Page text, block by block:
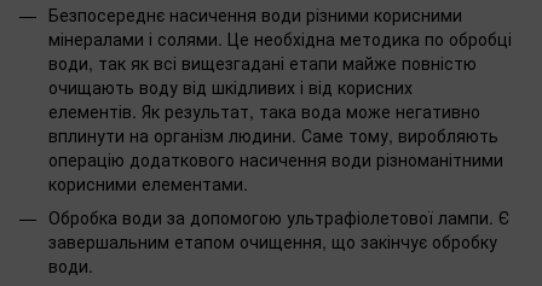
Безпосереднє насичення води різними корисними
мінералами і солями. Це необхідна методика по обробці
води, так як всі вищезгадані етапи майже повністю
очищають воду від шкідливих і від корисних
елементів. Як результат, така вода може негативно
вплинути на організм людини. Саме тому, виробляють
операцію додаткового насичення води різноманітними
корисними елементами.
Обробка води за допомогою ультрафіолетової лампи. Є
завершальним етапом очищення, що закінчує обробку
води.